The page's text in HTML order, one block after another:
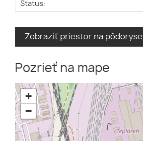
Status:
Zobraziť priestor na pôdoryse
Pozrieť na mape
+
−